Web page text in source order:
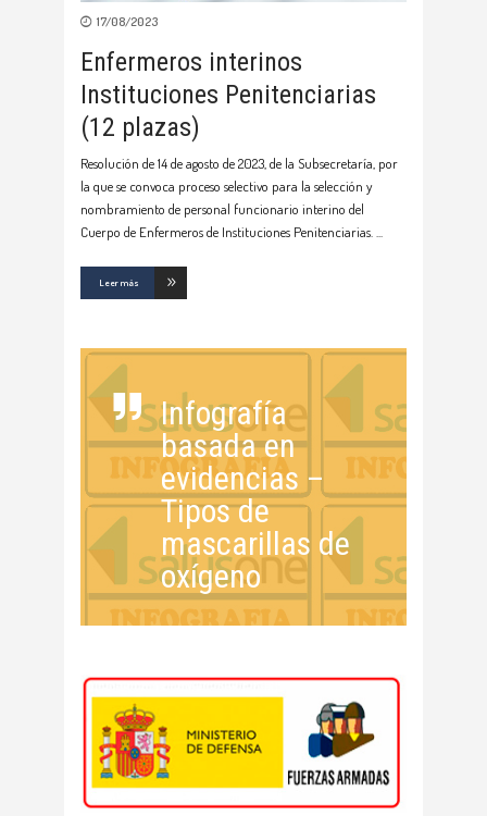
17/08/2023
Enfermeros interinos
Instituciones Penitenciarias
(12 plazas)
Resolución de 14 de agosto de 2023, de la Subsecretaría, por
la que se convoca proceso selectivo para la selección y
nombramiento de personal funcionario interino del
Cuerpo de Enfermeros de Instituciones Penitenciarias.
Leer más
Infografía
basada en
evidencias –
Tipos de
mascarillas de
oxígeno